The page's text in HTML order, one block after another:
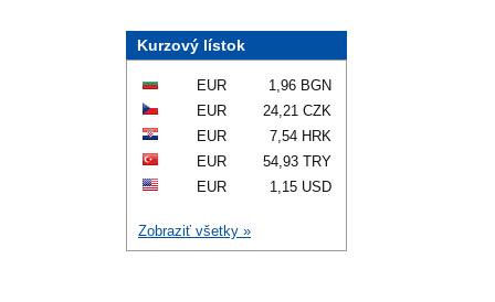
Kurzový lístok
EUR
1,96 BGN
EUR
24,21 CZK
EUR
7,54 HRK
EUR
54,93 TRY
EUR
1,15 USD
Zobraziť všetky »